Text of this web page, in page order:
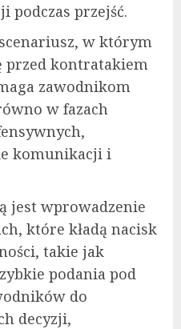
podczas przejść.
w którym
przed kontratakiem
zawodnikom
w fazach
komunikacji i
jest wprowadzenie
które kładą nacisk
takie jak
podania pod
do
decyzji,